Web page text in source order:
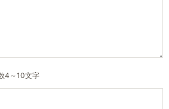
4～10文字